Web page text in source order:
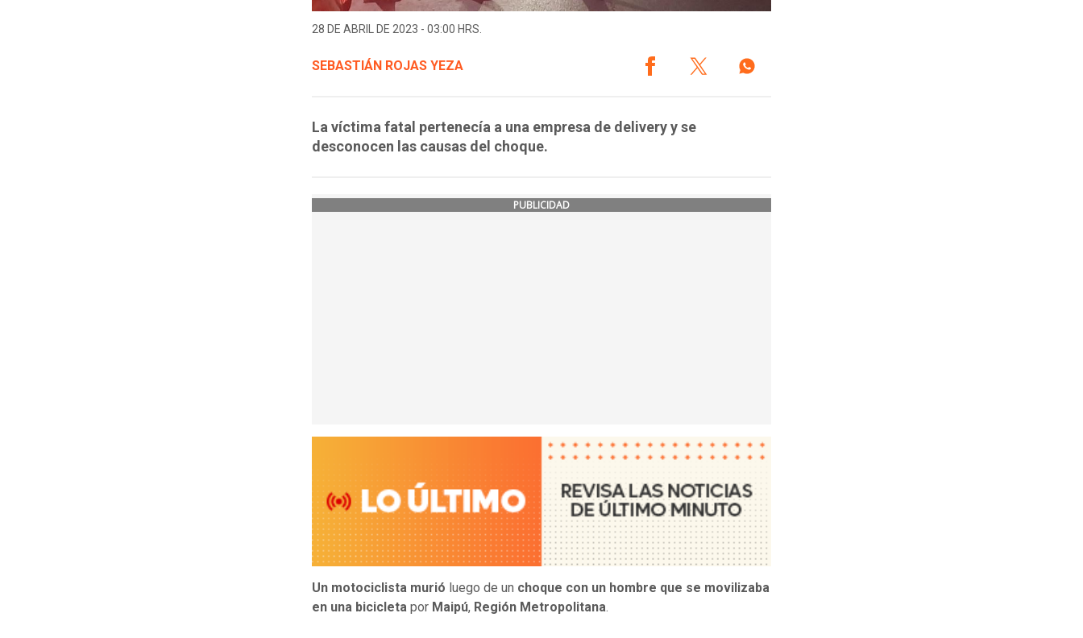
28 DE ABRIL DE 2023 - 03:00 HRS.
SEBASTIÁN ROJAS YEZA
La víctima fatal pertenecía a una empresa de delivery y se
desconocen las causas del choque.
PUBLICIDAD
Un motociclista murió luego de un choque con un hombre que se movilizaba
en una bicicleta por Maipú, Región Metropolitana.